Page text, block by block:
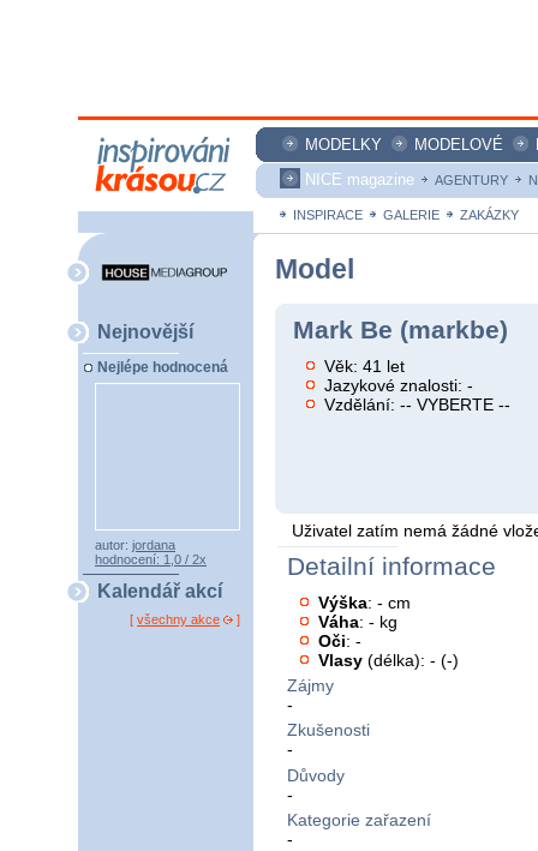
MODELKY MODELOVÉ
NICE magazine
AGENTURY
INSPIRACE GALERIE ZAKÁZKY
Nejnovější
Nejlépe hodnocená
autor: jordana
hodnocení: 1,0 / 2x
Kalendář akcí
[ všechny akce ]
Model
Mark Be (markbe)
Věk: 41 let
Jazykové znalosti: -
Vzdělání: -- VYBERTE --
Uživatel zatím nemá žádné
Detailní informace
Výška: - cm
Váha: - kg
Oči: -
Vlasy (délka): - (-)
Zájmy
-
Zkušenosti
-
Důvody
-
Kategorie zařazení
-